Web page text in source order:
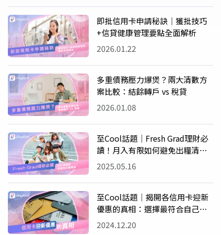
即批信用卡申請秘訣｜獲批技巧
+信貸健康管理要點全面解析
2026.01.22
多重債務壓力爆煲？兩大清數方
案比較：結餘轉戶 vs 稅貸
2026.01.08
至Cool話題｜Fresh Grad理財必
讀！月入有限如何避免出糧清
袋？
2025.05.16
至Cool話題｜揭開各信用卡迎新
優惠的真相：選擇最符合自己需
求的信用卡
2024.12.20